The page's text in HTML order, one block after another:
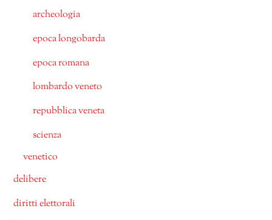
archeologia
epoca longobarda
epoca romana
lombardo veneto
repubblica veneta
scienza
venetico
delibere
diritti elettorali